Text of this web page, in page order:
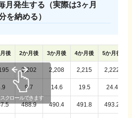
月発生する（実際は3ヶ月
を納める）
後 2か月後 3か月後 4か月後 5か月後
2,202 2,208 2,215 2,222
9.7 14.6 19.5 24.4
488.9 490.4 491.8 493.2